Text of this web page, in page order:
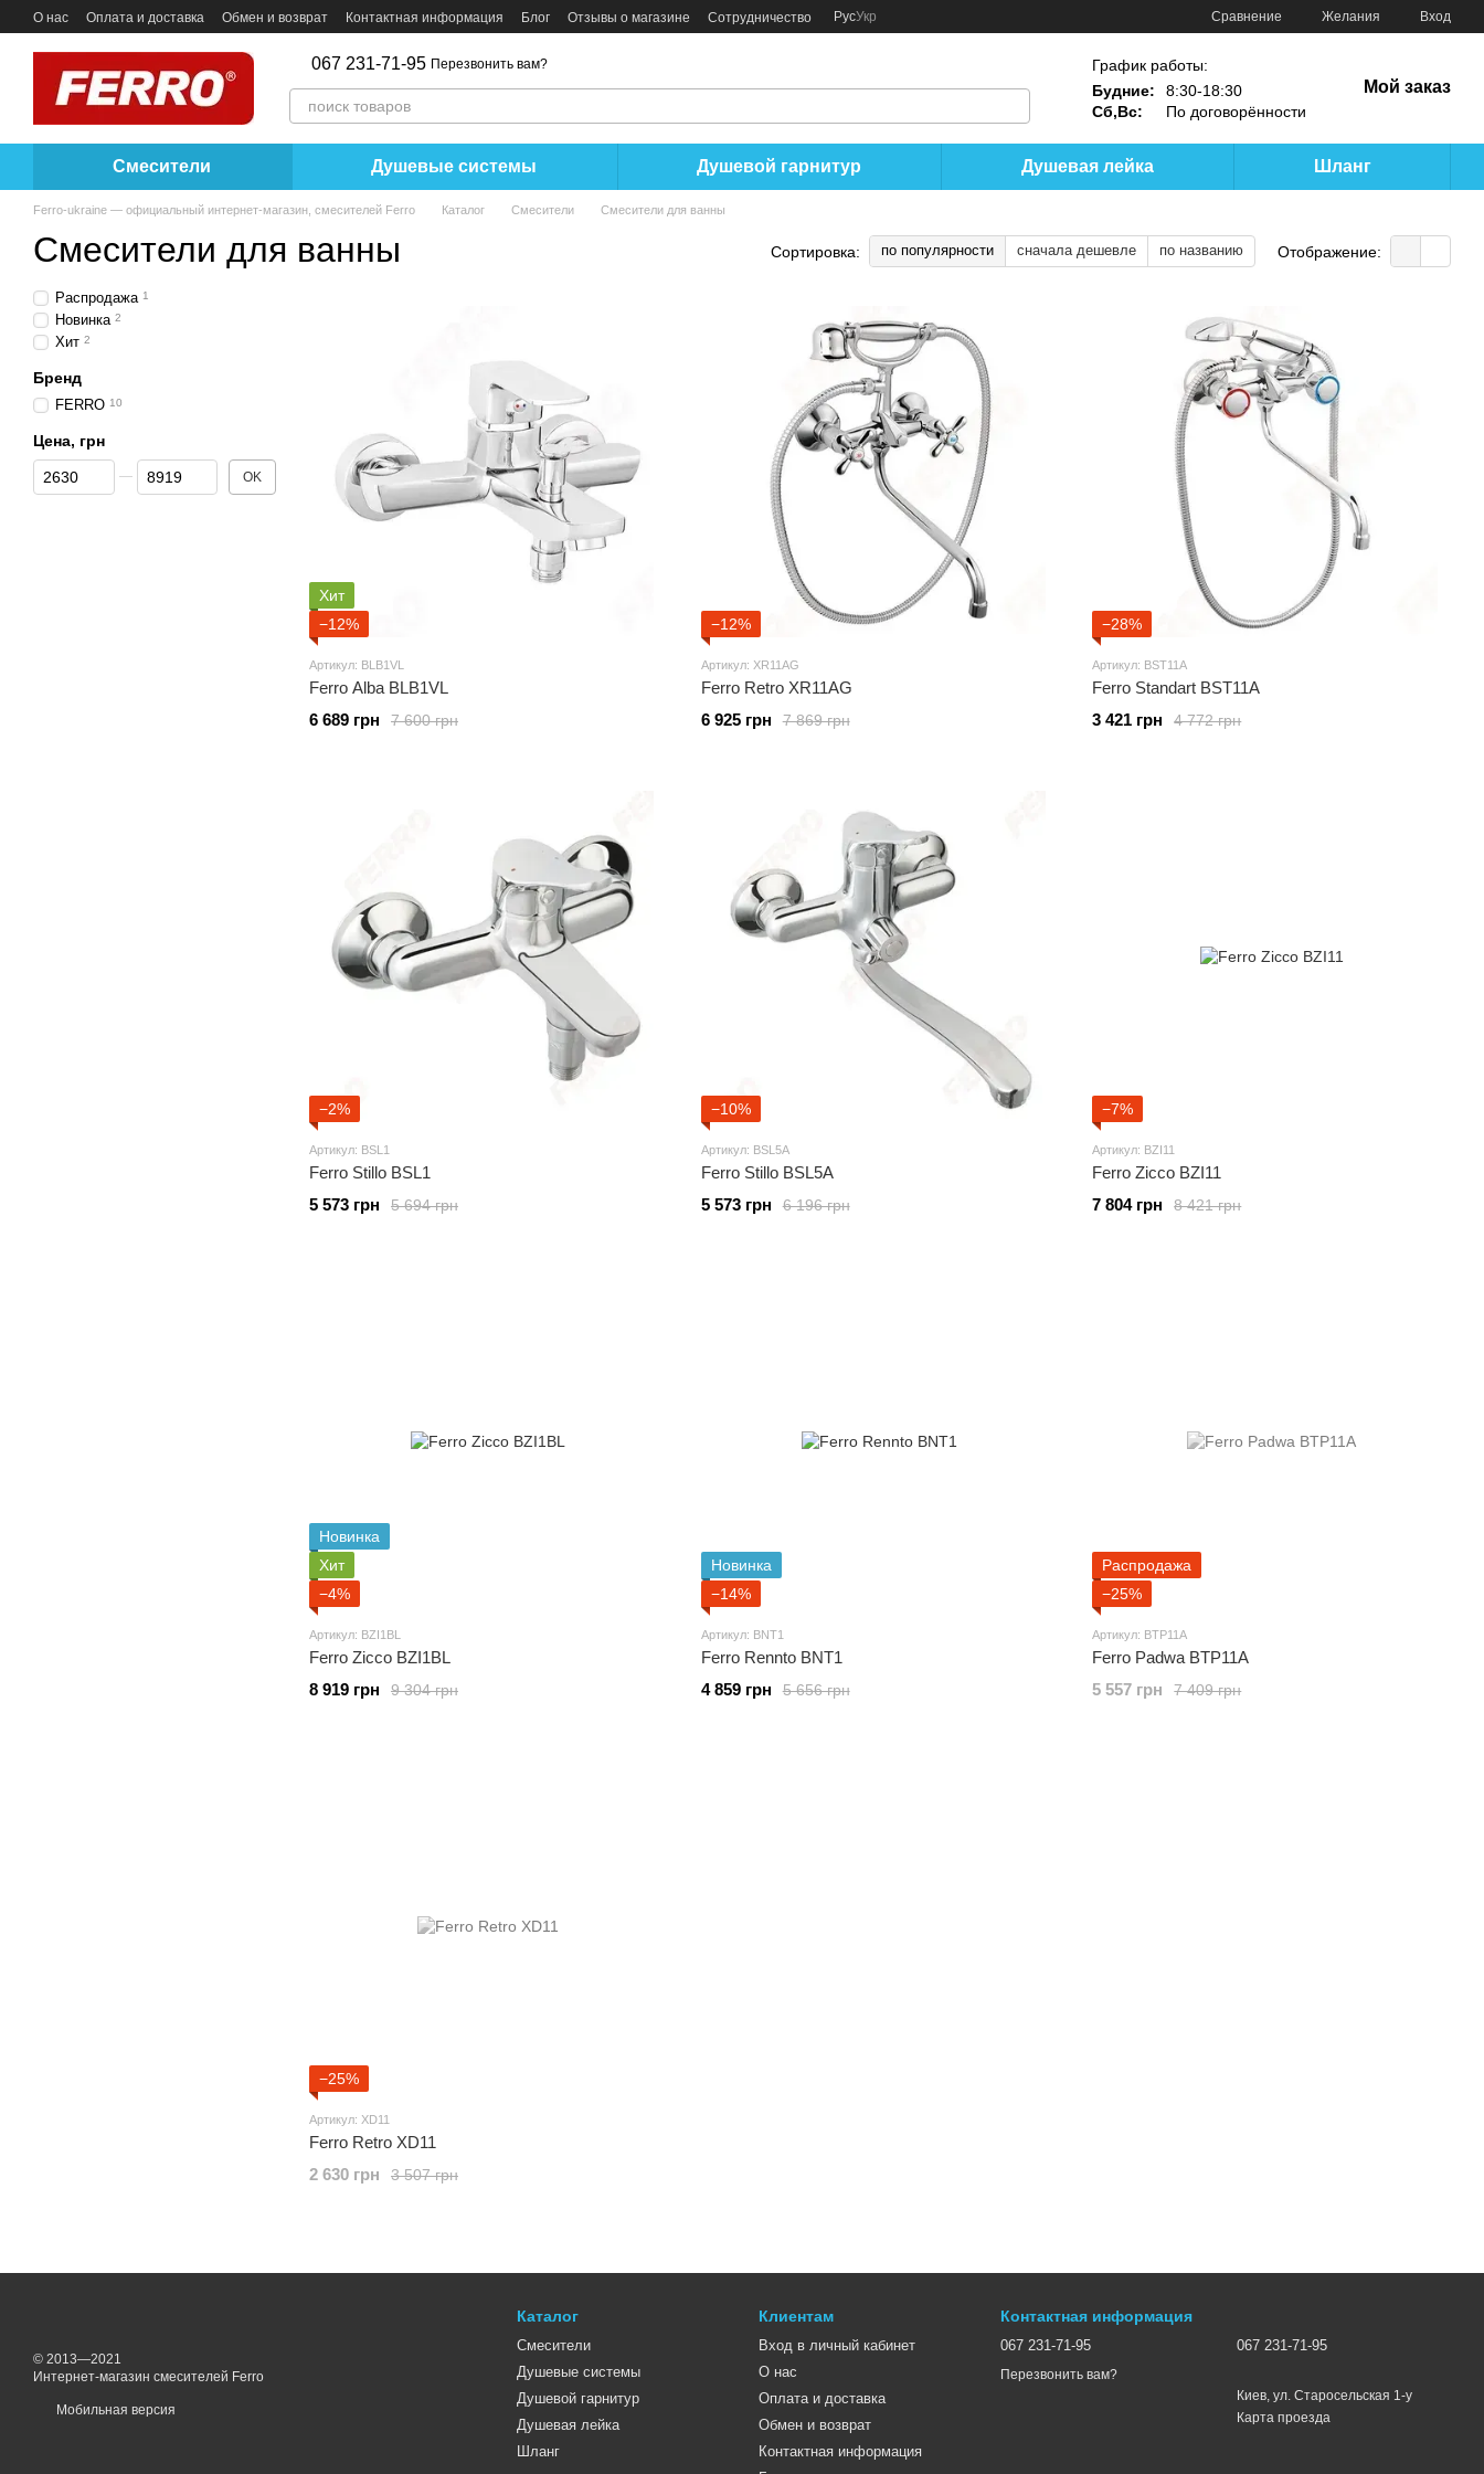
Перейти к основному контенту
О нас Оплата и доставка Обмен и возврат Контактная информация Блог Отзывы о магазине Сотрудничество РусУкр Сравнение Желания Вход
067 231-71-95 Перезвонить вам?
График работы:
Будние:
8:30-18:30
Сб,Вс:
По договорённости
Мой заказ
Смесители Душевые системы Душевой гарнитур Душевая лейка Шланг
Ferro-ukraine — официальный интернет-магазин, смесителей Ferro Каталог Смесители Смесители для ванны
Смесители для ванны Сортировка: по популярности сначала дешевле по названию Отображение:
Хит
−12%
Артикул: BLB1VL
Ferro Alba BLB1VL
7 600 грн
6 689 грн
−12%
Артикул: XR11AG
Ferro Retro XR11AG
7 869 грн
6 925 грн
−28%
Артикул: BST11A
Ferro Standart BST11A
4 772 грн
3 421 грн
−2%
Артикул: BSL1
Ferro Stillo BSL1
5 694 грн
5 573 грн
−10%
Артикул: BSL5A
Ferro Stillo BSL5A
6 196 грн
5 573 грн
−7%
Артикул: BZI11
Ferro Zicco BZI11
8 421 грн
7 804 грн
Новинка
Хит
−4%
Артикул: BZI1BL
Ferro Zicco BZI1BL
9 304 грн
8 919 грн
Новинка
−14%
Артикул: BNT1
Ferro Rennto BNT1
5 656 грн
4 859 грн
Распродажа
−25%
Артикул: BTP11A
Ferro Padwa BTP11A
7 409 грн
5 557 грн
−25%
Артикул: XD11
Ferro Retro XD11
3 507 грн
2 630 грн
Распродажа 1
Новинка 2
Хит 2
Бренд
FERRO 10
Цена, грн
От Цена, грн
До Цена, грн OK
© 2013—2021
Интернет-магазин смесителей Ferro
Мобильная версия
Каталог
Смесители
Душевые системы
Душевой гарнитур
Душевая лейка
Шланг
Клиентам
Вход в личный кабинет
О нас
Оплата и доставка
Обмен и возврат
Контактная информация
Контактная информация
067 231-71-95
Перезвонить вам?
067 231-71-95
Киев, ул. Старосельская 1-у
Карта проезда